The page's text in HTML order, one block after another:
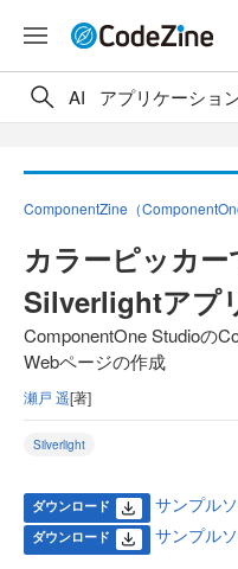
AI アプリケーショ
ComponentZine（
カラーピッカ
Silverlightアプ
ComponentOne Studioの
Webページの作成
瀬戸 遥[著]
Silverlight
ダウンロード サンプル
ダウンロード サンプル